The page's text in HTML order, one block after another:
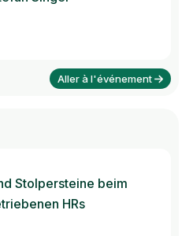
Aller à l'événement
Stolpersteine beim
HRs